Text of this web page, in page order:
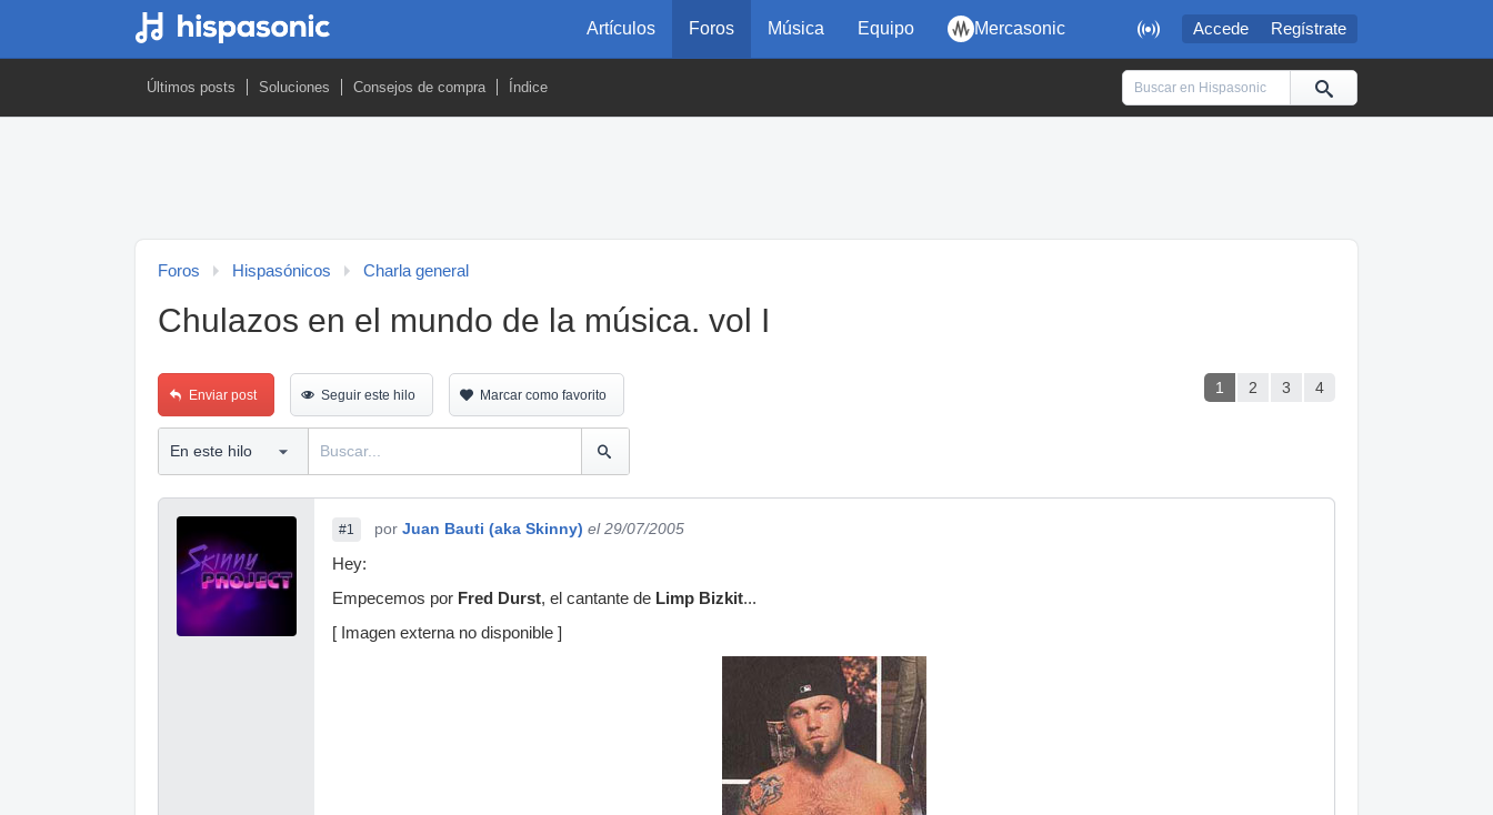
 Accede Regístrate
Artículos Foros Música Equipo Mercasonic
Últimos posts Soluciones Consejos de compra Índice
Foros Hispasónicos Charla general
Chulazos en el mundo de la música. vol I
1 2 3 4
Enviar post Seguir este hilo Marcar como favorito
#1 por Juan Bauti (aka Skinny) el 29/07/2005
Hey:
Empecemos por Fred Durst, el cantante de Limp Bizkit...
[ Imagen externa no disponible ]